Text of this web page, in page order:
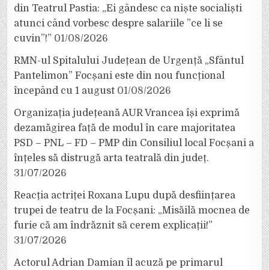
din Teatrul Pastia: „Ei gândesc ca niște socialiști
atunci când vorbesc despre salariile ”ce li se
cuvin”!” 01/08/2026
RMN-ul Spitalului Județean de Urgență „Sfântul
Pantelimon” Focșani este din nou funcțional
începând cu 1 august 01/08/2026
Organizația județeană AUR Vrancea își exprimă
dezamăgirea față de modul în care majoritatea
PSD – PNL – FD – PMP din Consiliul local Focșani a
înțeles să distrugă arta teatrală din județ.
31/07/2026
Reacția actriței Roxana Lupu după desființarea
trupei de teatru de la Focșani: „Misăilă mocnea de
furie că am îndrăznit să cerem explicații!”
31/07/2026
Actorul Adrian Damian îl acuză pe primarul